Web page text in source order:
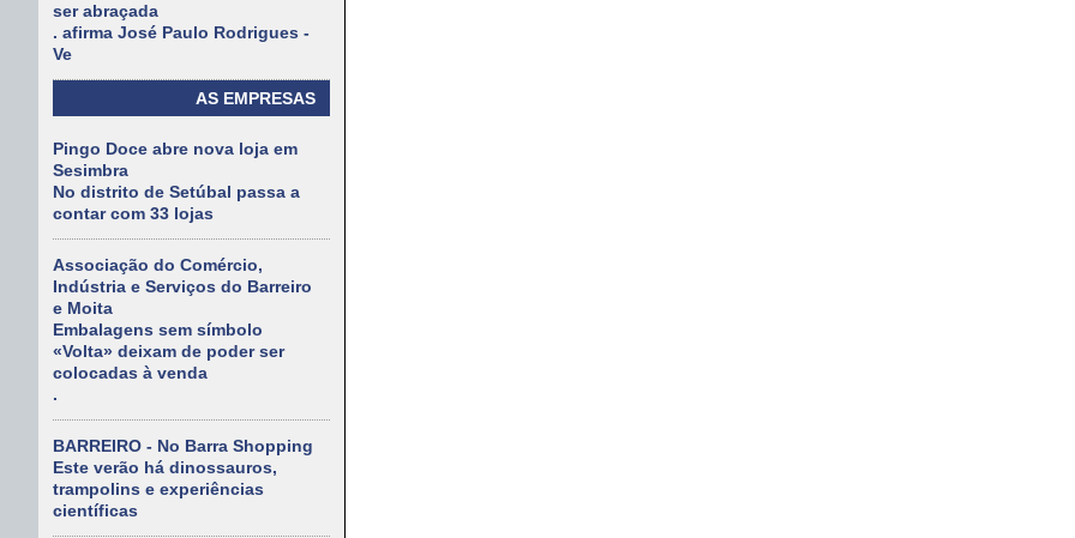
ser abraçada
. afirma José Paulo Rodrigues -
Ve
AS EMPRESAS
Pingo Doce abre nova loja em
Sesimbra
No distrito de Setúbal passa a
contar com 33 lojas
Associação do Comércio,
Indústria e Serviços do Barreiro
e Moita
Embalagens sem símbolo
«Volta» deixam de poder ser
colocadas à venda
.
BARREIRO - No Barra Shopping
Este verão há dinossauros,
trampolins e experiências
científicas